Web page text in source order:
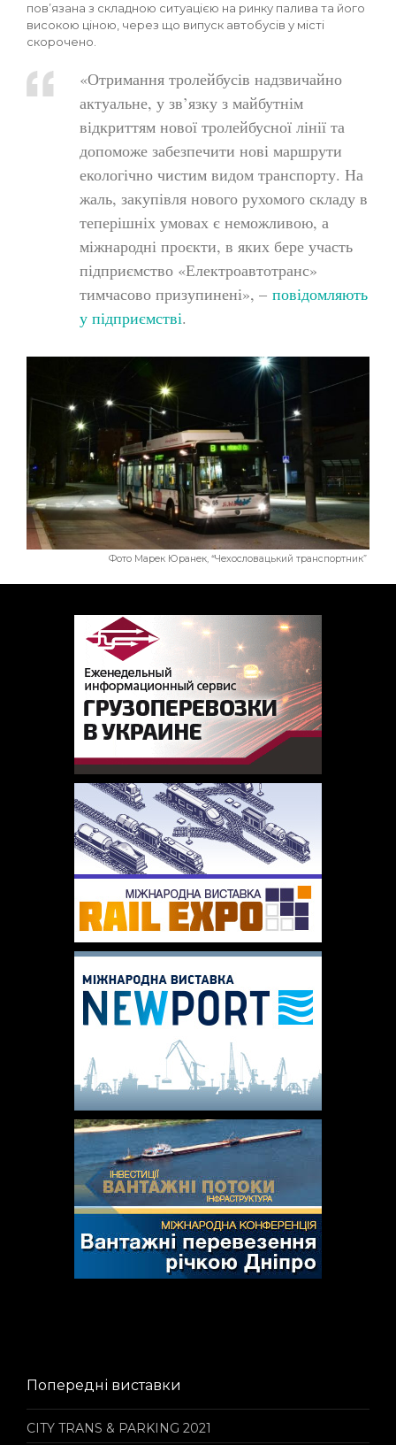
пов’язана з складною ситуацією на ринку палива та його
високою ціною, через що випуск автобусів у місті
скорочено.
«Отримання тролейбусів надзвичайно
актуальне, у зв’язку з майбутнім
відкриттям нової тролейбусної лінії та
допоможе забезпечити нові маршрути
екологічно чистим видом транспорту. На
жаль, закупівля нового рухомого складу в
теперішніх умовах є неможливою, а
міжнародні проєкти, в яких бере участь
підприємство «Електроавтотранс»
тимчасово призупинені», – повідомляють
у підприємстві.
Фото Марек Юранек, “Чехословацький транспортник”
Попередні виставки
CITY TRANS & PARKING 2021